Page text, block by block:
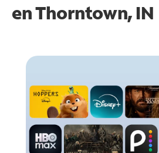
enThorntown, IN